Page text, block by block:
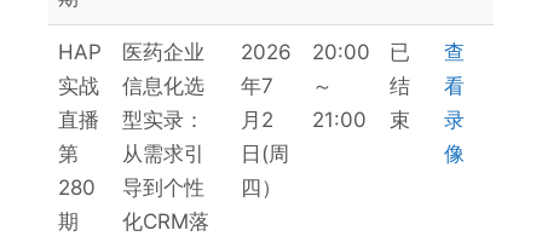
HAP
实战
直播
第
280
期
医药企业
信息化选
型实录：
从需求引
导到个性
化CRM落
2026
年7
月2
日(周
四）
20:00
～
21:00
已
结
束
查
看
录
像